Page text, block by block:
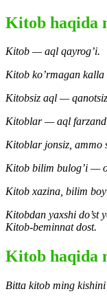
Kitob haqida
Kitob — aql qayrog’i.
Kitob ko’rmagan
Kitobsiz aql —
Kitoblar — aql
Kitoblar jonsiz, ammo
Kitob bilim bulog’i —
Kitob xazina, bilim
Kitobdan yaxshi do’st
Kitob-beminnat dost.
Kitob haqida
Bitta kitob ming kishini